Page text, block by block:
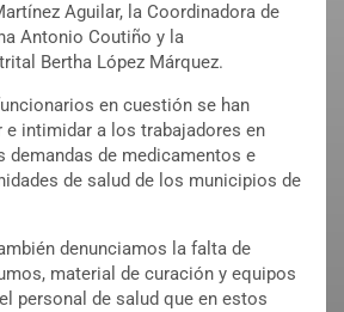
Aguilar, la Coordinadora de
Antonio Coutiño y la
Bertha López Márquez.
en cuestión se han
e intimidar a los trabajadores en
demandas de medicamentos e
de salud de los municipios de
denunciamos la falta de
material de curación y equipos
personal de salud que en estos